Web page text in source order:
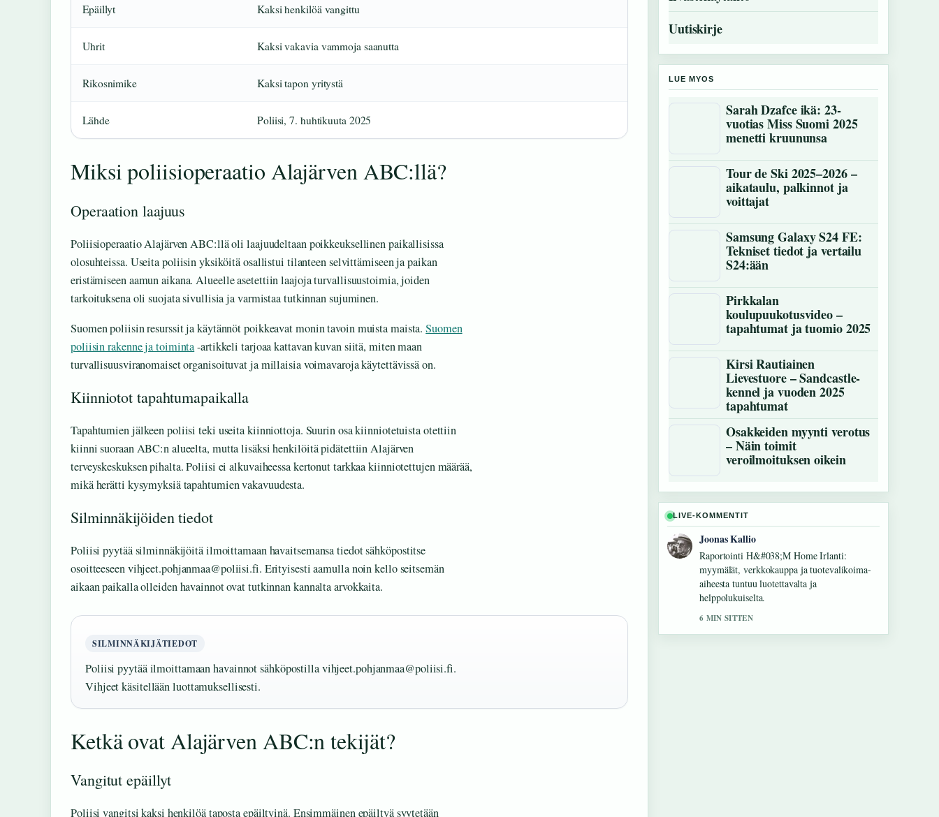
Epäillyt Kaksi henkilöä vangittu
Uhrit Kaksi vakavia vammoja saanutta
Rikosnimike Kaksi tapon yritystä
Lähde Poliisi, 7. huhtikuuta 2025
Miksi poliisioperaatio Alajärven ABC:llä?
Operaation laajuus
Poliisioperaatio Alajärven ABC:llä oli laajuudeltaan poikkeuksellinen paikallisissa
olosuhteissa. Useita poliisin yksiköitä osallistui tilanteen selvittämiseen ja paikan
eristämiseen aamun aikana. Alueelle asetettiin laajoja turvallisuustoimia, joiden
tarkoituksena oli suojata sivullisia ja varmistaa tutkinnan sujuminen.
Suomen poliisin resurssit ja käytännöt poikkeavat monin tavoin muista maista.Suomen
poliisin rakenne ja toiminta-artikkeli tarjoaa kattavan kuvan siitä, miten maan
turvallisuusviranomaiset organisoituvat ja millaisia voimavaroja käytettävissä on.
Kiinniotot tapahtumapaikalla
Tapahtumien jälkeen poliisi teki useita kiinniottoja. Suurin osa kiinniotetuista otettiin
kiinni suoraan ABC:n alueelta, mutta lisäksi henkilöitä pidätettiin Alajärven
terveyskeskuksen pihalta. Poliisi ei alkuvaiheessa kertonut tarkkaa kiinniotettujen määrää,
mikä herätti kysymyksiä tapahtumien vakavuudesta.
Silminnäkijöiden tiedot
Poliisi pyytää silminnäkijöitä ilmoittamaan havaitsemansa tiedot sähköpostitse
osoitteeseen vihjeet.pohjanmaa@poliisi.fi. Erityisesti aamulla noin kello seitsemän
aikaan paikalla olleiden havainnot ovat tutkinnan kannalta arvokkaita.
SILMINNÄKIJÄTIEDOT
Poliisi pyytää ilmoittamaan havainnot sähköpostilla vihjeet.pohjanmaa@poliisi.fi.
Vihjeet käsitellään luottamuksellisesti.
Ketkä ovat Alajärven ABC:n tekijät?
Vangitut epäillyt
Poliisi vangitsi kaksi henkilöä taposta epäiltyinä. Ensimmäinen epäiltyä syytetään
Uutiskirje
LUE MYOS
Sarah Dzafce ikä: 23-
vuotias Miss Suomi 2025
menetti kruununsa
Tour de Ski 2025–2026 –
aikataulu, palkinnot ja
voittajat
Samsung Galaxy S24 FE:
Tekniset tiedot ja vertailu
S24:ään
Pirkkalan
koulupuukotusvideo –
tapahtumat ja tuomio 2025
Kirsi Rautiainen
Lievestuore – Sandcastle-
kennel ja vuoden 2025
tapahtumat
Osakkeiden myynti verotus
– Näin toimit
veroilmoituksen oikein
LIVE-KOMMENTIT
Joonas Kallio
Raportointi H&#038;M Home Irlanti:
myymälät, verkkokauppa ja tuotevalikoima-
aiheesta tuntuu luotettavalta ja
helppolukuiselta.
6 MIN SITTEN